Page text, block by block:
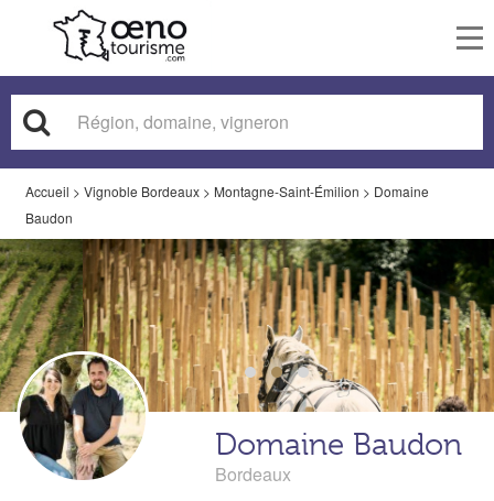
Accueil > Vignoble Bordeaux > Montagne-Saint-Émilion > Domaine
Baudon
Domaine Baudon
Bordeaux